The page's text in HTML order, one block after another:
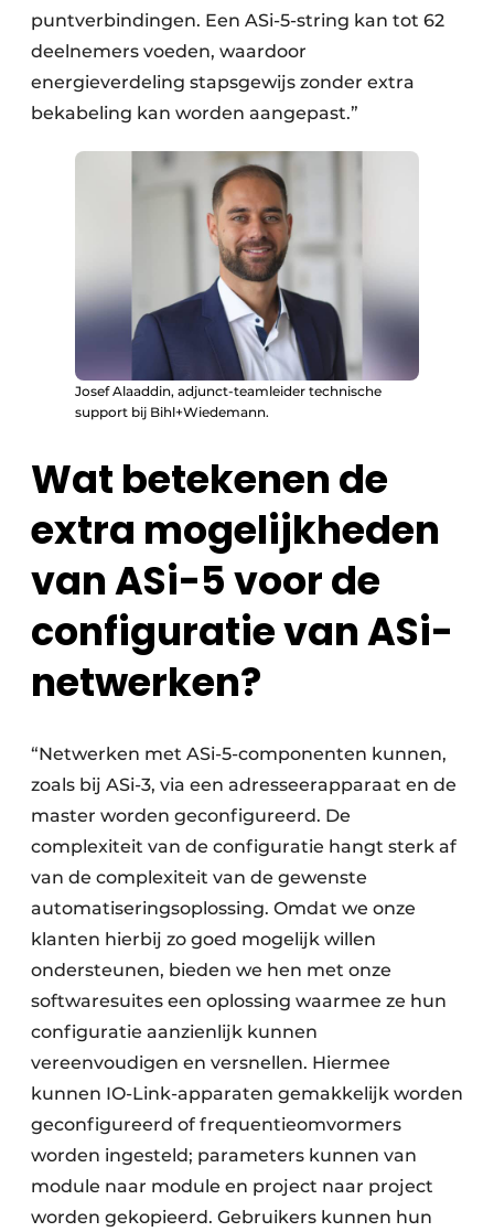
puntverbindingen. Een ASi-5-string kan tot 62
deelnemers voeden, waardoor
energieverdeling stapsgewijs zonder extra
bekabeling kan worden aangepast.”
Josef Alaaddin, adjunct-teamleider technische
support bij Bihl+Wiedemann.
Wat betekenen de
extra mogelijkheden
van ASi-5 voor de
configuratie van ASi-
netwerken?
“Netwerken met ASi-5-componenten kunnen,
zoals bij ASi-3, via een adresseerapparaat en de
master worden geconfigureerd. De
complexiteit van de configuratie hangt sterk af
van de complexiteit van de gewenste
automatiseringsoplossing. Omdat we onze
klanten hierbij zo goed mogelijk willen
ondersteunen, bieden we hen met onze
softwaresuites een oplossing waarmee ze hun
configuratie aanzienlijk kunnen
vereenvoudigen en versnellen. Hiermee
kunnen IO-Link-apparaten gemakkelijk worden
geconfigureerd of frequentieomvormers
worden ingesteld; parameters kunnen van
module naar module en project naar project
worden gekopieerd. Gebruikers kunnen hun